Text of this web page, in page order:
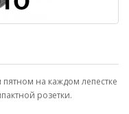
на каждом лепестке
розетки.